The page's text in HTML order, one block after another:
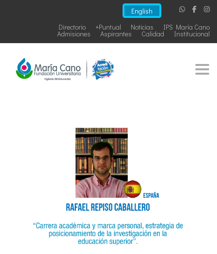
English
IPS María Cano
Noticias
+Puntual
Directorio
Institucional
Calidad
Aspirantes
Admisiones